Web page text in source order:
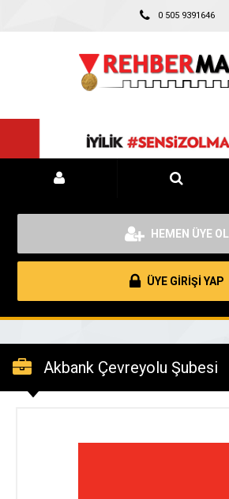
0 505 9391646
HEMEN ÜYE OL
ÜYE GİRİŞİ YAP
Akbank Çevreyolu Şubesi